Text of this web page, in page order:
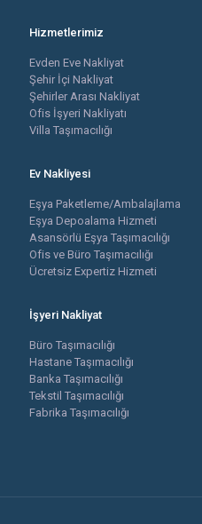
Hizmetlerimiz
Evden Eve Nakliyat
Şehir İçi Nakliyat
Şehirler Arası Nakliyat
Ofis İşyeri Nakliyatı
Villa Taşımacılığı
Ev Nakliyesi
Eşya Paketleme/Ambalajlama
Eşya Depoalama Hizmeti
Asansörlü Eşya Taşımacılığı
Ofis ve Büro Taşımacılığı
Ücretsiz Expertiz Hizmeti
İşyeri Nakliyat
Büro Taşımacılığı
Hastane Taşımacılığı
Banka Taşımacılığı
Tekstil Taşımacılığı
Fabrika Taşımacılığı